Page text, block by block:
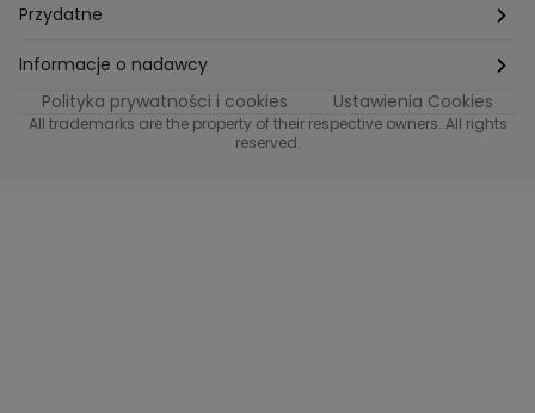
Etyka
Supplier Diversity
Polityka podatkowa
Przydatne
Biuro Prasowe
Biuro Reklamy
Informacje o nadawcy
Informacje o nadawcy programu METRO
Polityka prywatności i cookies Ustawienia Cookies
All trademarks are the property of their respective owners. All rights
reserved.